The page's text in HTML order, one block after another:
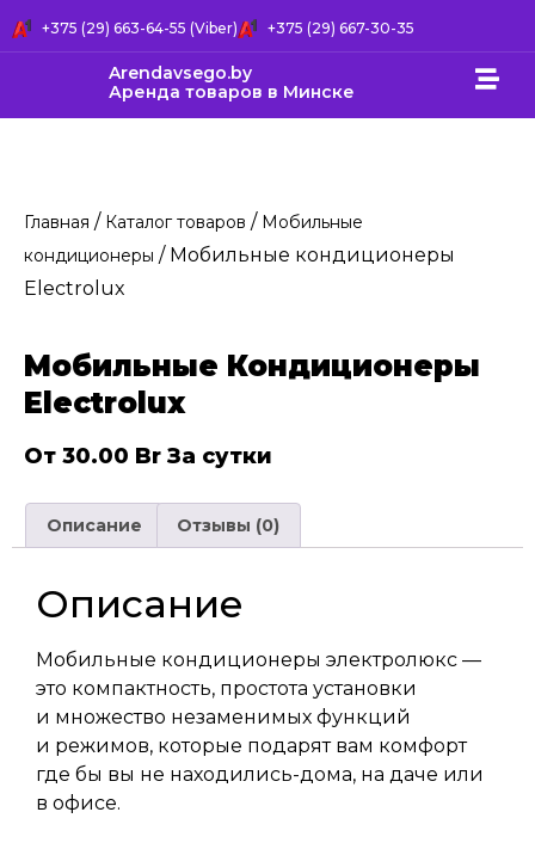
+375 (29) 663-64-55 (Viber) +375 (29) 667-30-35
Arendavsego.by
Аренда товаров в Минске
Главная / Каталог товаров / Мобильные
кондиционеры / Мобильные кондиционеры
Electrolux
Мобильные Кондиционеры
Electrolux
От 30.00 Br За сутки
Описание Отзывы (0)
Описание
Мобильные кондиционеры электролюкс —
это компактность, простота установки
и множество незаменимых функций
и режимов, которые подарят вам комфорт
где бы вы не находились-дома, на даче или
в офисе.